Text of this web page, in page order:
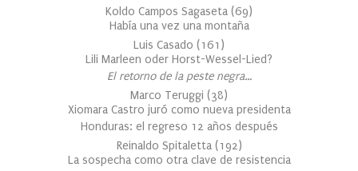
Koldo Campos Sagaseta (69)
Había una vez una montaña
Luis Casado (161 )
Lili Marleen oder Horst-Wessel-Lied?
El retorno de la peste negra…
Marco Teruggi (38)
Xiomara Castro juró como nueva presidenta
Honduras: el regreso 12 años después
Reinaldo Spitaletta (192)
La sospecha como otra clave de resistencia